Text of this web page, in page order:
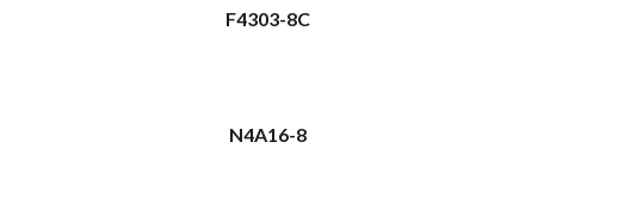
F4303-8C
N4A16-8